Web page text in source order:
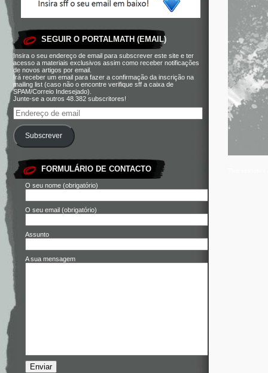
SEGUIR O PORTALMATH (EMAIL)
Insira o seu endereço de email para subscrever este site e ter
acesso a materiais exclusivos assim como receber notificações
de novos artigos por email.
Irá receber um email para fazer a confirmação da inscrição na
mailing list (caso não o encontre verifique sff a caixa de
SPAM/Correio Indesejado).
Junte-se a outros 48.382 subscritores!
Subscrever
FORMULÁRIO DE CONTACTO
O seu nome (obrigatório)
O seu email (obrigatório)
Assunto
A sua mensagem